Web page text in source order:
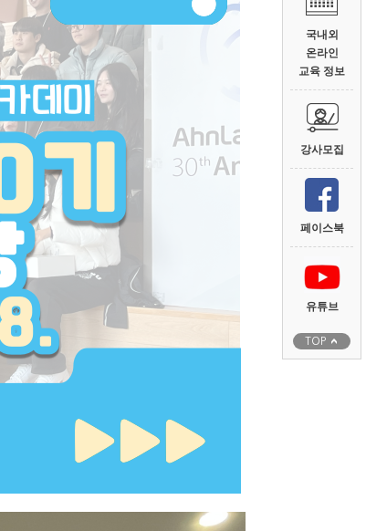
국내외
온라인
교육 정보
강사모집
페이스북
유튜브
TOP